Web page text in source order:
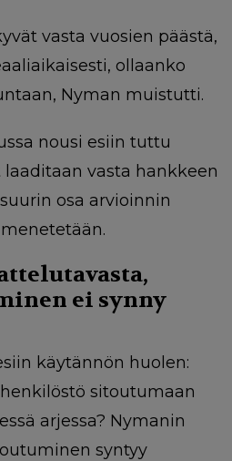
vasta vuosien päästä,
ollaanko
Nyman muistutti.
nousi esiin tuttu
vasta hankkeen
osa arvioinnin
ei synny
käytännön huolen:
sitoutumaan
arjessa? Nymanin
syntyy